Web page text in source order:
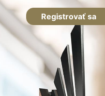
Registrovať sa